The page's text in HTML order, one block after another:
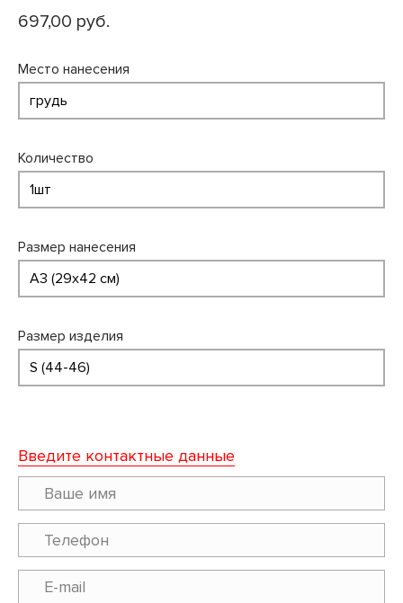
697,00 руб.
Место нанесения
Количество
Размер нанесения
Размер изделия
Введите контактные данные